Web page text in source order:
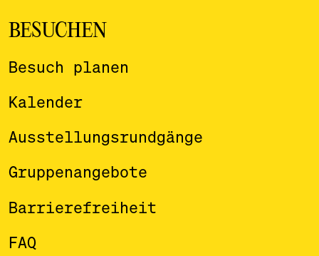
BESUCHEN
Besuch planen
Kalender
Ausstellungsrundgänge
Gruppenangebote
Barrierefreiheit
FAQ